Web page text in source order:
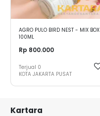
AGRO PULO BIRD NEST - MIX BOX
100ML
Rp 800.000
Terjual 0
KOTA JAKARTA PUSAT
Kartara